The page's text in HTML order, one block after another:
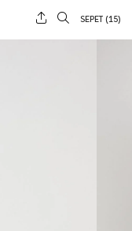
SEPET (15)